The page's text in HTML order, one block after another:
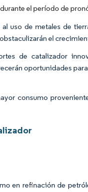
el período de
uso de metales de
el
de catalizador
oportunidades
consumo
en refinación de